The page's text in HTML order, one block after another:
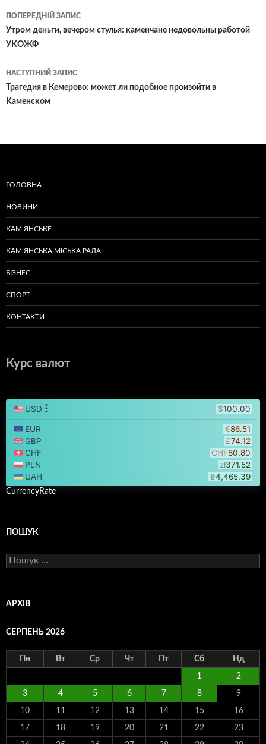
Навігація
по
ПОПЕРЕДНІЙ ЗАПИС
Утром деньги, вечером стулья: каменчане недовольны работой
УКОЖФ
НАСТУПНИЙ ЗАПИС
Трагедия в Кемерово: может ли подобное произойти в
Каменском
ГОЛОВНА
НОВИНИ
КАМ’ЯНСЬКЕ
КАМ’ЯНСЬКА МІСЬКА РАДА
БІЗНЕС
СПОРТ
КОНТАКТИ
Курс валют
CurrencyRate
ПОШУК
Пошук:
АРХІВ
СЕРПЕНЬ 2026
Пн Вт Ср Чт Пт Сб Нд
1 2
3 4 5 6 7 8 9
10 11 12 13 14 15 16
17 18 19 20 21 22 23